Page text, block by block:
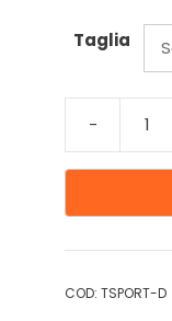
Taglia
-
COD: TSPORT-D